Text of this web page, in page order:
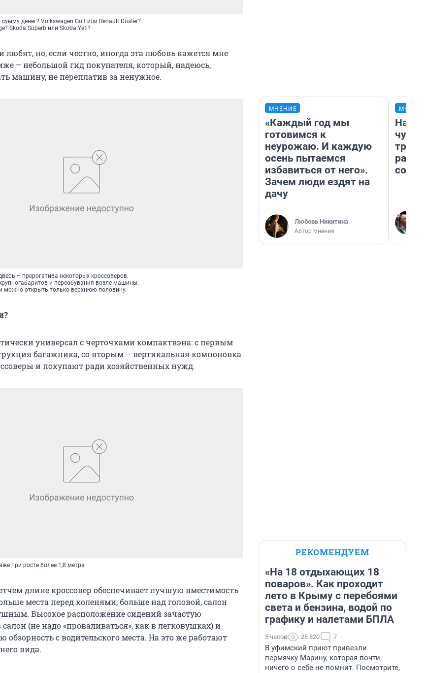
денег? Volkswagen Golf или Renault Duster?
Skoda Superb или Skoda Yeti?
любят, но, если честно, иногда эта любовь кажется мне
– небольшой гид покупателя, который, надеюсь,
машину, не переплатив за ненужное.
– прерогатива некоторых кроссоверов.
и переобувания возле машины.
можно открыть только верхнюю половину.
универсал с черточками компактвэна: с первым
багажника, со вторым – вертикальная компоновка
и покупают ради хозяйственных нужд.
при росте более 1,8 метра
длине кроссовер обеспечивает лучшую вместимость
места перед коленями, больше над головой, салон
Высокое расположение сидений зачастую
салон (не надо «проваливаться», как в легковушках) и
с водительского места. На это же работают
вида.
МНЕНИЕ
«Каждый год мы
готовимся к
неурожаю. И каждую
осень пытаемся
избавиться от него».
Зачем люди ездят на
дачу
Любовь Никитина
Автор мнения
РЕКОМЕНДУЕМ
«На 18 отдыхающих 18
поваров». Как проходит
лето в Крыму с перебоями
света и бензина, водой по
графику и налетами БПЛА
5 часов 26 820 7
В уфимский приют привезли
пермячку Марину, которая почти
ничего о себе не помнит. Посмотрите,